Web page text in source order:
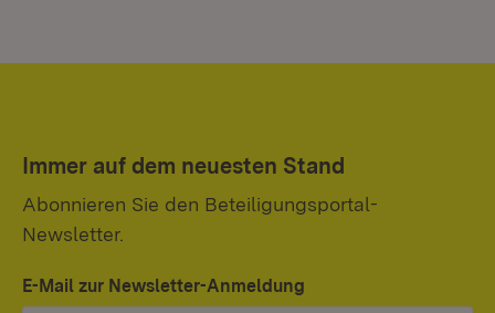
Immer auf dem neuesten Stand
Abonnieren Sie den Beteiligungsportal-
Newsletter.
E-Mail zur Newsletter-Anmeldung